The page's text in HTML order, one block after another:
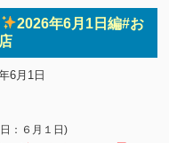
2026年6月1日編#お
6月1日
：６月１日)